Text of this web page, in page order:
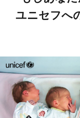
ユニセフへ